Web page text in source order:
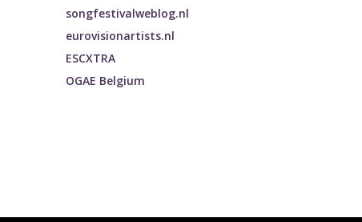
songfestivalweblog.nl
eurovisionartists.nl
ESCXTRA
OGAE Belgium